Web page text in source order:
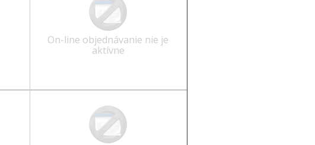
On-line objednávanie nie je
aktívne